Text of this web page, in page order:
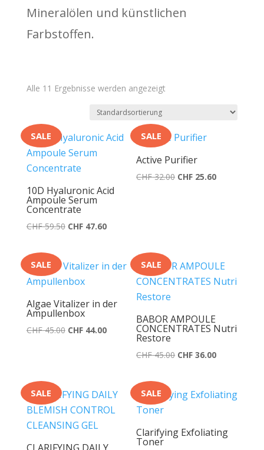
Mineralölen und künstlichen
Farbstoffen.
Alle 11 Ergebnisse werden angezeigt
SALE
10D Hyaluronic Acid
Ampoule Serum
Concentrate
CHF59.50 Ursprünglicher
CHF 59.50
CHF47.60Aktueller
CHF 47.60.
SALE
Active Purifier
CHF32.00 Ursprünglicher
CHF 25.60Aktueller
SALE
Algae Vitalizer in der
Ampullenbox
CHF45.00 Ursprünglicher
CHF44.00Aktueller
SALE
BABOR AMPOULE
CONCENTRATES Nutri
Restore
CHF45.00 Ursprünglicher
CHF 45.00
CHF 36.00Aktueller
CHF 36.00.
SALE SALE
Clarifying Exfoliating
Toner